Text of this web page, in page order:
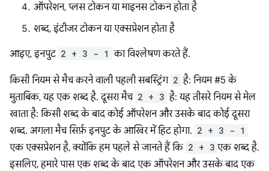
ऑपरेशन, प्लस टोकन या माइनस टोकन होता है
शब्द, इंटीजर टोकन या एक्सप्रेशन होता है
आइए, इनपुट 2 + 3 - 1 का विश्लेषण करते हैं.
किसी नियम से मैच करने वाली पहली सबस्ट्रिंग 2 है: नियम #5 के
मुताबिक, यह एक शब्द है. दूसरा मैच 2 + 3 है: यह तीसरे नियम से मेल
खाता है: किसी शब्द के बाद कोई ऑपरेशन और उसके बाद कोई दूसरा
शब्द. अगला मैच सिर्फ़ इनपुट के आखिर में हिट होगा. 2 + 3 - 1
एक एक्सप्रेशन है, क्योंकि हम पहले से जानते हैं कि 2 + 3 एक शब्द है.
इसलिए, हमारे पास एक शब्द के बाद एक ऑपरेशन और उसके बाद एक